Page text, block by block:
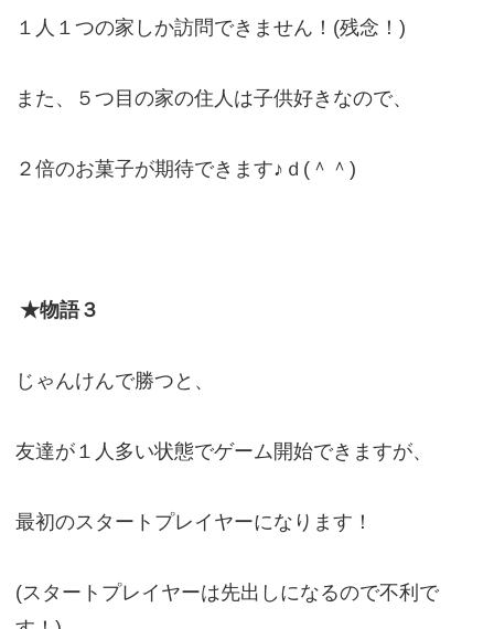
１人１つの家しか訪問できません！(残念！)
また、５つ目の家の住人は子供好きなので、
２倍のお菓子が期待できます♪ｄ(＾＾)
★物語３
じゃんけんで勝つと、
友達が１人多い状態でゲーム開始できますが、
最初のスタートプレイヤーになります！
(スタートプレイヤーは先出しになるので不利で